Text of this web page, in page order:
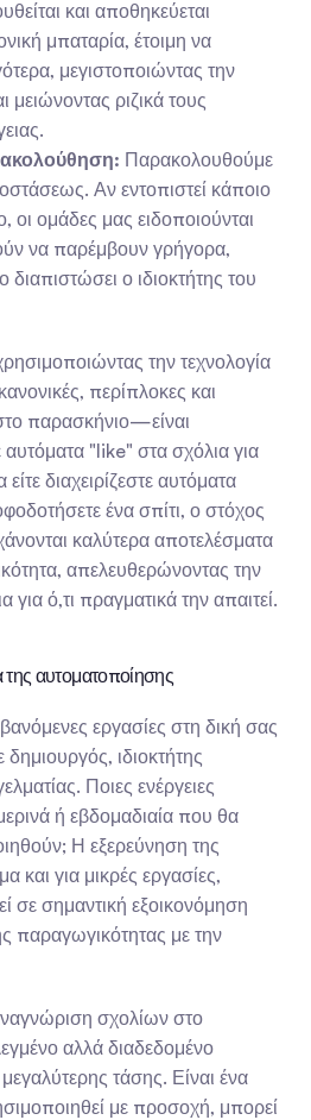
και αποθηκεύεται
μπαταρία, έτοιμη να
μεγιστοποιώντας την
ριζικά τους
Παρακολουθούμε
Αν εντοπιστεί κάποιο
ομάδες μας ειδοποιούνται
να παρέμβουν γρήγορα,
ο ιδιοκτήτης του
την τεχνολογία
κανονικές, περίπλοκες και
παρασκήνιο—είναι
αυτόματα "like" στα σχόλια για
είτε διαχειρίζεστε αυτόματα
ένα σπίτι, ο στόχος
καλύτερα αποτελέσματα
απελευθερώνοντας την
ό,τι πραγματικά την απαιτεί.
αυτοματοποίησης
εργασίες στη δική σας
δημιουργός, ιδιοκτήτης
Ποιες ενέργειες
ή εβδομαδιαία που θα
Η εξερεύνηση της
και για μικρές εργασίες,
σε σημαντική εξοικονόμηση
παραγωγικότητας με την
σχολίων στο
αλλά διαδεδομένο
τάσης. Είναι ένα
με προσοχή, μπορεί